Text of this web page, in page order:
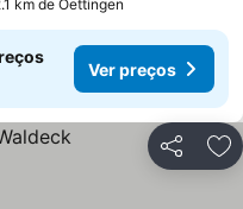
km de Oettingen
Ver preços
Partilhar